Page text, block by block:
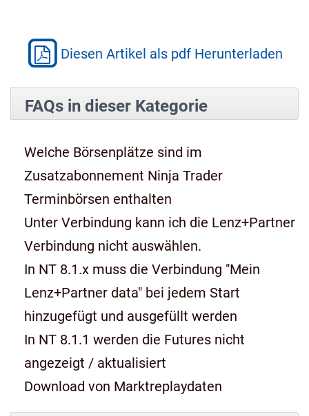
Diesen Artikel als pdf Herunterladen
FAQs in dieser Kategorie
Welche Börsenplätze sind im
Zusatzabonnement Ninja Trader
Terminbörsen enthalten
Unter Verbindung kann ich die Lenz+Partner
Verbindung nicht auswählen.
In NT 8.1.x muss die Verbindung "Mein
Lenz+Partner data" bei jedem Start
hinzugefügt und ausgefüllt werden
In NT 8.1.1 werden die Futures nicht
angezeigt / aktualisiert
Download von Marktreplaydaten